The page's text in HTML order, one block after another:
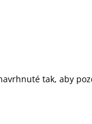
tak, aby